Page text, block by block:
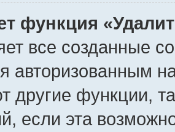
функция
все созданные
авторизованным
другие функции,
если эта